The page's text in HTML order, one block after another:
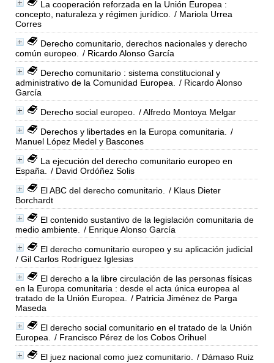
La cooperación reforzada en la Unión Europea :
concepto, naturaleza y régimen jurídico.
/ Mariola Urrea
Corres
Derecho comunitario, derechos nacionales y derecho
común europeo.
/ Ricardo Alonso García
Derecho comunitario : sistema constitucional y
administrativo de la Comunidad Europea.
/ Ricardo Alonso
García
Derecho social europeo.
/ Alfredo Montoya Melgar
Derechos y libertades en la Europa comunitaria.
/
Manuel López Medel y Bascones
La ejecución del derecho comunitario europeo en
España.
/ David Ordóñez Solis
El ABC del derecho comunitario.
/ Klaus Dieter
Borchardt
El contenido sustantivo de la legislación comunitaria de
medio ambiente.
/ Enrique Alonso García
El derecho comunitario europeo y su aplicación judicial
/ Gil Carlos Rodríguez Iglesias
El derecho a la libre circulación de las personas físicas
en la Europa comunitaria : desde el acta única europea al
tratado de la Unión Europea.
/ Patricia Jiménez de Parga
Maseda
El derecho social comunitario en el tratado de la Unión
Europea.
/ Francisco Pérez de los Cobos Orihuel
El juez nacional como juez comunitario.
/ Dámaso Ruiz